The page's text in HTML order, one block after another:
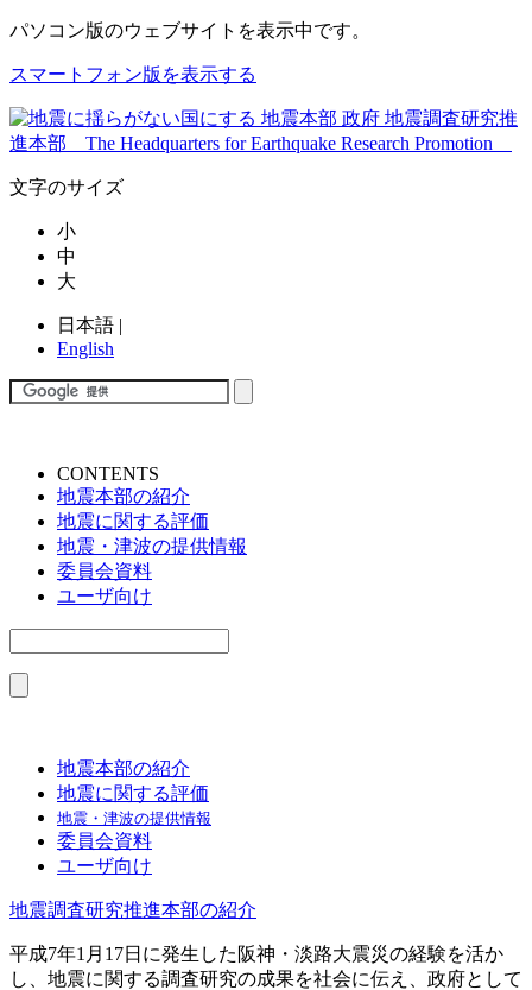
パソコン版のウェブサイトを表示中です。
スマートフォン版を表示する
文字のサイズ
小
中
大
日本語 |
English
CONTENTS
地震本部の紹介
地震に関する評価
地震・津波の提供情報
委員会資料
ユーザ向け
地震本部の紹介
地震に関する評価
地震・津波の提供情報
委員会資料
ユーザ向け
地震調査研究推進本部の紹介
平成7年1月17日に発生した阪神・淡路大震災の経験を活か
し、地震に関する調査研究の成果を社会に伝え、政府として